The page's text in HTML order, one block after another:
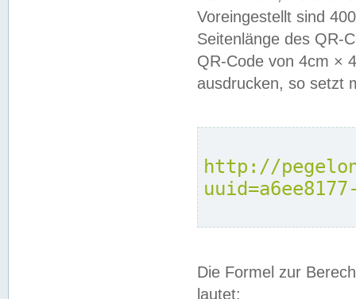
Voreingestellt sind
Seitenlänge des QR-
QR-Code von 4cm ×
ausdrucken, so setzt
http://
Die Formel zur
lautet: